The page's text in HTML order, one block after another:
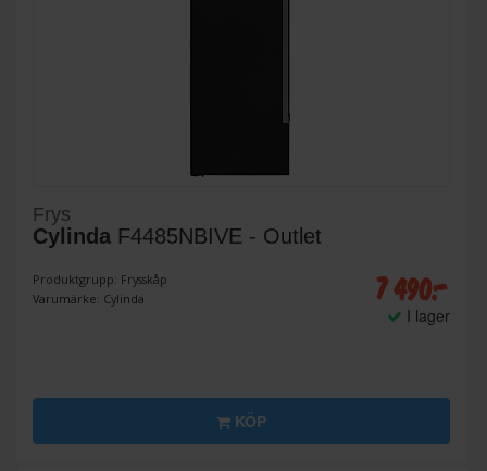
Frys
Cylinda F4485NBIVE - Outlet
Produktgrupp: Frysskåp
Varumärke: Cylinda
7 490:-
I lager
KÖP